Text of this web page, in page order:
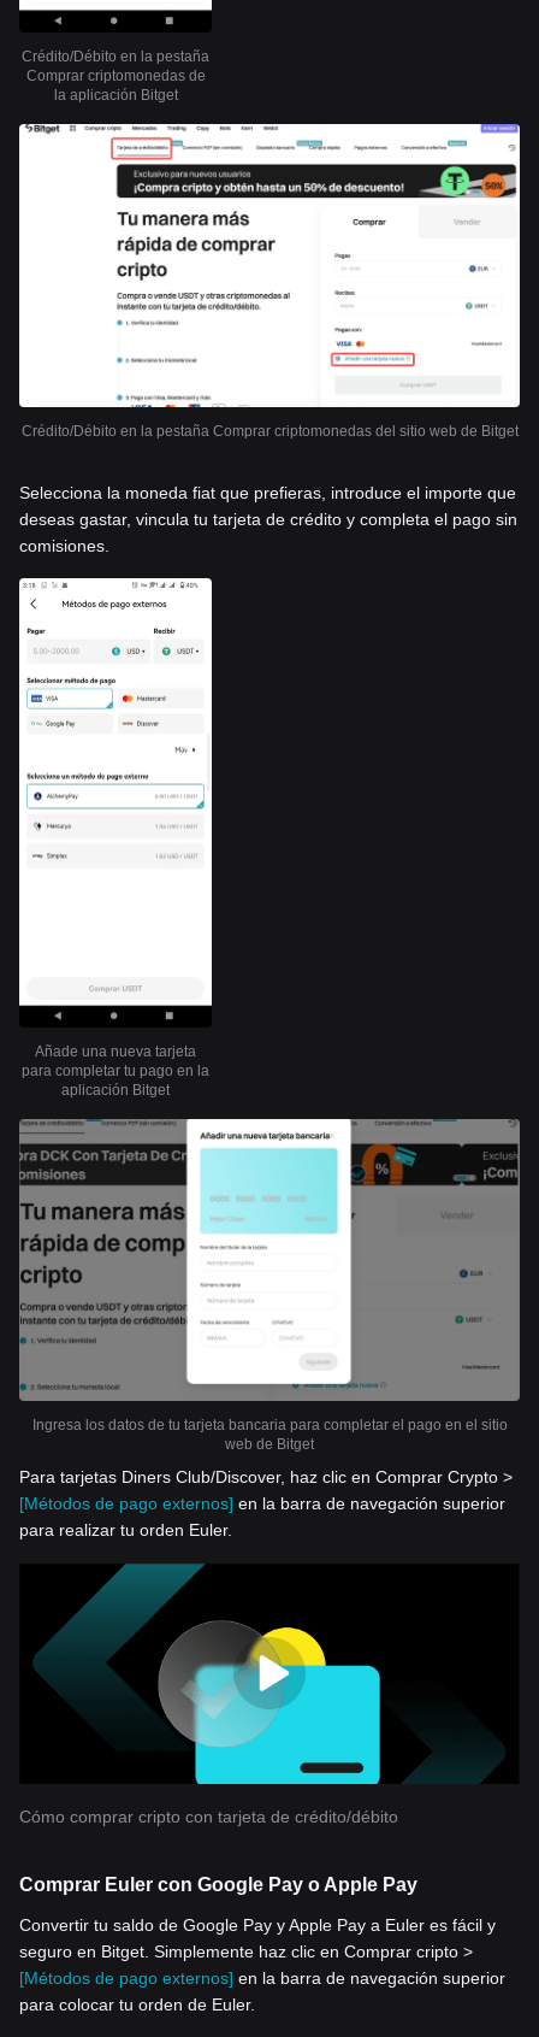
Crédito/Débito en la pestaña
Comprar criptomonedas de
la aplicación Bitget
Crédito/Débito en la pestaña Comprar criptomonedas del sitio web de Bitget
Selecciona la moneda fiat que prefieras, introduce el importe que
deseas gastar, vincula tu tarjeta de crédito y completa el pago sin
comisiones.
Añade una nueva tarjeta
para completar tu pago en la
aplicación Bitget
Ingresa los datos de tu tarjeta bancaria para completar el pago en el sitio
web de Bitget
Para tarjetas Diners Club/Discover, haz clic en Comprar Crypto >
[Métodos de pago externos] en la barra de navegación superior
para realizar tu orden Euler.
Cómo comprar cripto con tarjeta de crédito/débito
Comprar Euler con Google Pay o Apple Pay
Convertir tu saldo de Google Pay y Apple Pay a Euler es fácil y
seguro en Bitget. Simplemente haz clic en Comprar cripto >
[Métodos de pago externos] en la barra de navegación superior
para colocar tu orden de Euler.